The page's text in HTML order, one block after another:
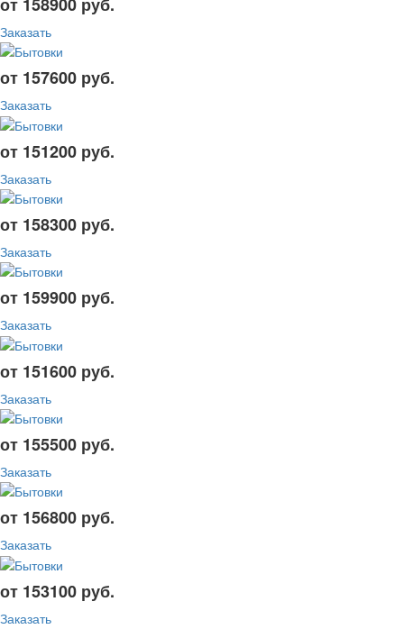
Заказать
от 157600 руб.
Заказать
от 151200 руб.
Заказать
от 158300 руб.
Заказать
от 159900 руб.
Заказать
от 151600 руб.
Заказать
от 155500 руб.
Заказать
от 156800 руб.
Заказать
от 153100 руб.
Заказать